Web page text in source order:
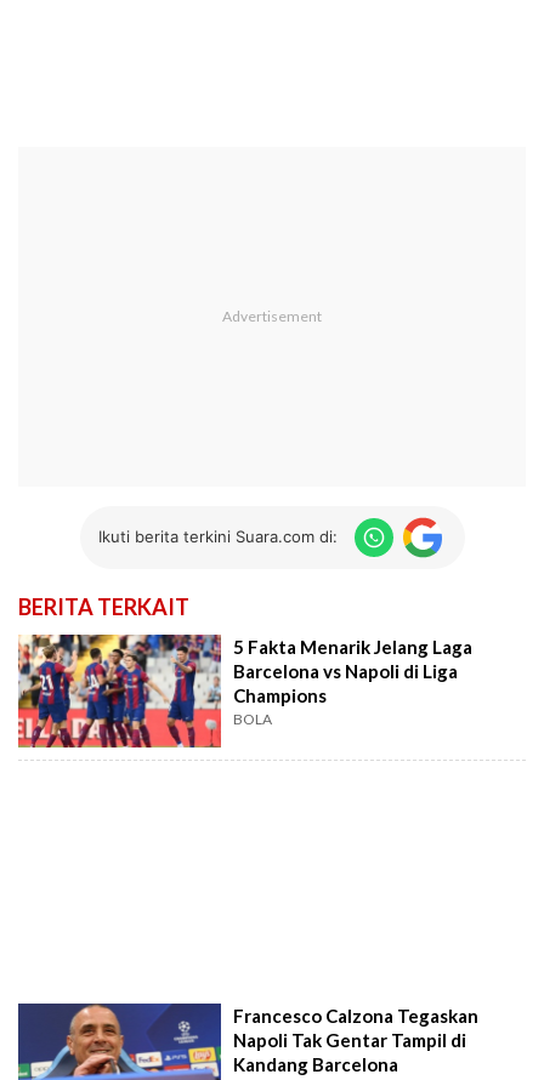
Ikuti berita terkini Suara.com di:
BERITA TERKAIT
5 Fakta Menarik Jelang Laga
Barcelona vs Napoli di Liga
Champions
BOLA
Francesco Calzona Tegaskan
Napoli Tak Gentar Tampil di
Kandang Barcelona